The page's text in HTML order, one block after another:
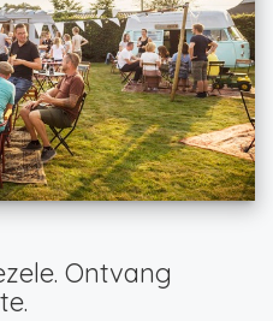
Ontvang